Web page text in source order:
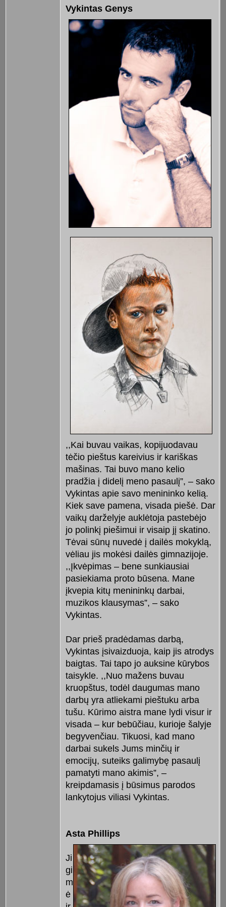
Vykintas Genys
,,Kai buvau vaikas, kopijuodavau
tėčio pieštus kareivius ir kariškas
mašinas. Tai buvo mano kelio
pradžia į didelį meno pasaulį”, – sako
Vykintas apie savo menininko kelią.
Kiek save pamena, visada piešė. Dar
vaikų darželyje auklėtoja pastebėjo
jo polinkį piešimui ir visaip jį skatino.
Tėvai sūnų nuvedė į dailės mokyklą,
vėliau jis mokėsi dailės gimnazijoje.
,,Įkvėpimas – bene sunkiausiai
pasiekiama proto būsena. Mane
įkvepia kitų menininkų darbai,
muzikos klausymas”, – sako
Vykintas.
Dar prieš pradėdamas darbą,
Vykintas įsivaizduoja, kaip jis atrodys
baigtas. Tai tapo jo auksine kūrybos
taisykle. ,,Nuo mažens buvau
kruopštus, todėl daugumas mano
darbų yra atliekami pieštuku arba
tušu. Kūrimo aistra mane lydi visur ir
visada – kur bebūčiau, kurioje šalyje
begyvenčiau. Tikuosi, kad mano
darbai sukels Jums minčių ir
emocijų, suteiks galimybę pasaulį
pamatyti mano akimis”, –
kreipdamasis į būsimus parodos
lankytojus viliasi Vykintas.
Asta Phillips
Ji
gi
m
ė